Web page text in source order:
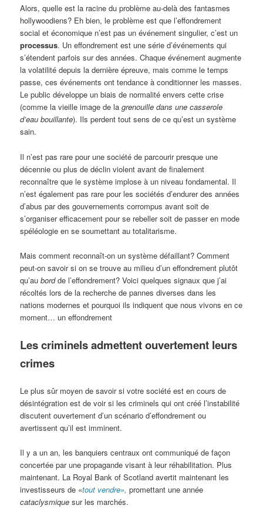
Alors, quelle est la racine du problème au-delà des fantasmes
hollywoodiens? Eh bien, le problème est que l’effondrement
social et économique n’est pas un événement singulier, c’est un
processus. Un effondrement est une série d’événements qui
s’étendent parfois sur des années. Chaque événement augmente
la volatilité depuis la dernière épreuve, mais comme le temps
passe, ces événements ont tendance à conditionner les masses.
Le public développe un biais de normalité envers cette crise
(comme la vieille image de lagrenouille dans une casserole
d’eau bouillante). Ils perdent tout sens de ce qu’est un système
sain.
Il n’est pas rare pour une société de parcourir presque une
décennie ou plus de déclin violent avant de finalement
reconnaître que le système implose à un niveau fondamental. Il
n’est également pas rare pour les sociétés d’endurer des années
d’abus par des gouvernements corrompus avant soit de
s’organiser efficacement pour se rebeller soit de passer en mode
spéléologie en se soumettant au totalitarisme.
Mais comment reconnaît-on un système défaillant? Comment
peut-on savoir si on se trouve au milieu d’un effondrement plutôt
qu’aubordde l’effondrement? Voici quelques signaux que j’ai
récoltés lors de la recherche de pannes diverses dans les
nations modernes et pourquoi ils indiquent que nous vivons en ce
moment… un effondrement
Les criminels admettent ouvertement leurs
crimes
Le plus sûr moyen de savoir si votre société est en cours de
désintégration est de voir si les criminels qui ont créé l’instabilité
discutent ouvertement d’un scénario d’effondrement ou
avertissent qu’il est imminent.
Il y a un an, les banquiers centraux ont communiqué de façon
concertée par une propagande visant à leur réhabilitation. Plus
maintenant. La Royal Bank of Scotland avertit maintenant les
investisseurs de «tout vendre», promettant une année
cataclysmique sur les marchés.